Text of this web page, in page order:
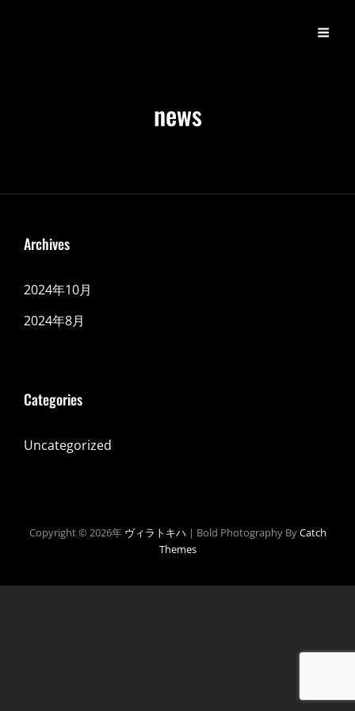
宿場街のゲストハウス｜富山県滑川市｜villa Tokiha｜Namerikawa,
news
Archives
2024年10月
2024年8月
Categories
Uncategorized
Copyright © 2026年 ヴィラトキハ | Bold Photography ByCatch
Themes